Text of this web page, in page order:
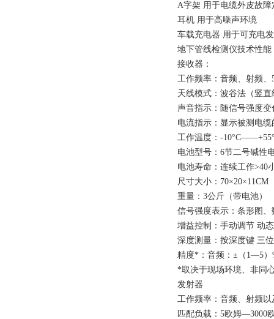
A字架 用于电缆外皮故障
耳机 用于高噪声环境
车载充电器 用于可充电
地下管线检测仪技术性能
接收器：
工作频率：音频、射频、
天线模式：波谷法（竖
声音指示：随信号强度变
电流指示：显示被测电
工作温度：-
电池型号：6节二号碱性
电池寿命：连续工作>40
尺寸大小：70×20×11CM
重量：3公斤（带电池）
信号强度表示：条形图
增益控制：手动调节 动
深度测量：按深度键 三
精度*：音频：±（1—5）
*取决于现场环境、非同
发射器
工作频率：音频、射频
匹配负载：5欧姆—3000